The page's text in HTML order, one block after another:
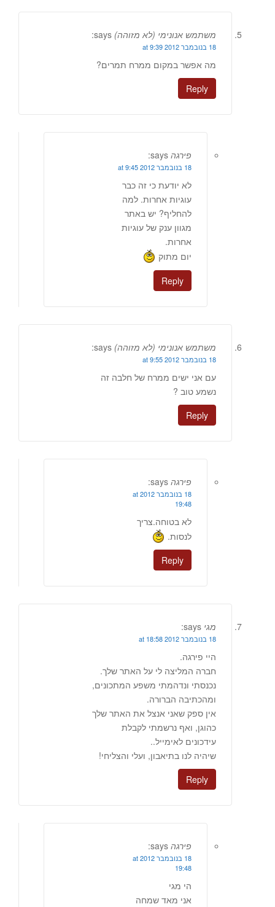
משתמש אנונימי (לא מזוהה) says:
18 בנובמבר 2012 at 9:39
מה אפשר במקום ממרח תמרים?
Reply
פירגה says:
18 בנובמבר 2012 at 9:45
לא יודעת כי זה כבר
עוגיות אחרות. למה
להחליף? יש באתר
מגוון ענק של עוגיות
אחרות.
יום מתוק
Reply
משתמש אנונימי (לא מזוהה) says:
18 בנובמבר 2012 at 9:55
עם אני ישים ממרח של חלבה זה
נשמע טוב ?
Reply
פירגה says:
18 בנובמבר 2012 at
19:48
לא בטוחה.צריך
לנסות.
Reply
מגי says:
18 בנובמבר 2012 at 18:58
היי פירגה.
חברה המליצה לי על האתר שלך.
נכנסתי ונדהמתי משפע המתכונים,
ומהכתיבה הברורה.
אין ספק שאני אנצל את האתר שלך
כהוגן, ואף נרשמתי לקבלת
עידכונים לאימייל..
שיהיה לנו בתיאבון, ועלי והצליחי!
Reply
פירגה says:
18 בנובמבר 2012 at
19:48
הי מגי
אני מאד שמחה